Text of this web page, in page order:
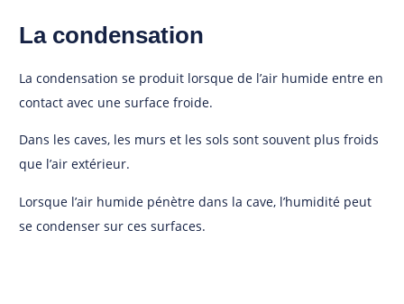
La condensation
La condensation se produit lorsque de l’air humide entre en
contact avec une surface froide.
Dans les caves, les murs et les sols sont souvent plus froids
que l’air extérieur.
Lorsque l’air humide pénètre dans la cave, l’humidité peut
se condenser sur ces surfaces.